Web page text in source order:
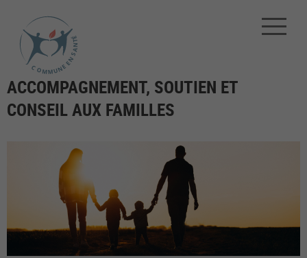
ACCOMPAGNEMENT, SOUTIEN ET
CONSEIL AUX FAMILLES